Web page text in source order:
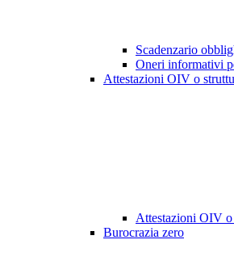
Scadenzario
Oneri informativi
Attestazioni OIV o
Attestazioni OIV o
Burocrazia zero